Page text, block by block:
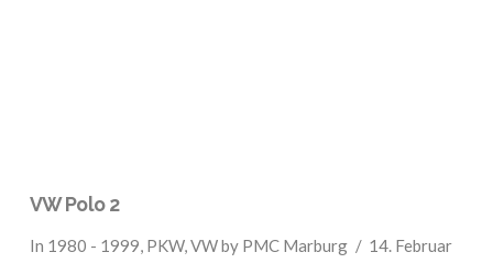
VW Polo 2
In 1980 - 1999, PKW,VWby PMC Marburg
14. Februar